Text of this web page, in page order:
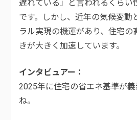
遅れている」と言われるくらい
です。しかし、近年の気候変動
ラル実現の機運があり、住宅の
きが大きく加速しています。
インタビュアー
2025年に住宅の省エネ基準が
ね。